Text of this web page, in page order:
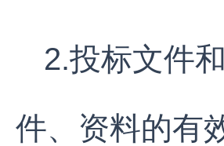
2.投标文件
件、资料的有